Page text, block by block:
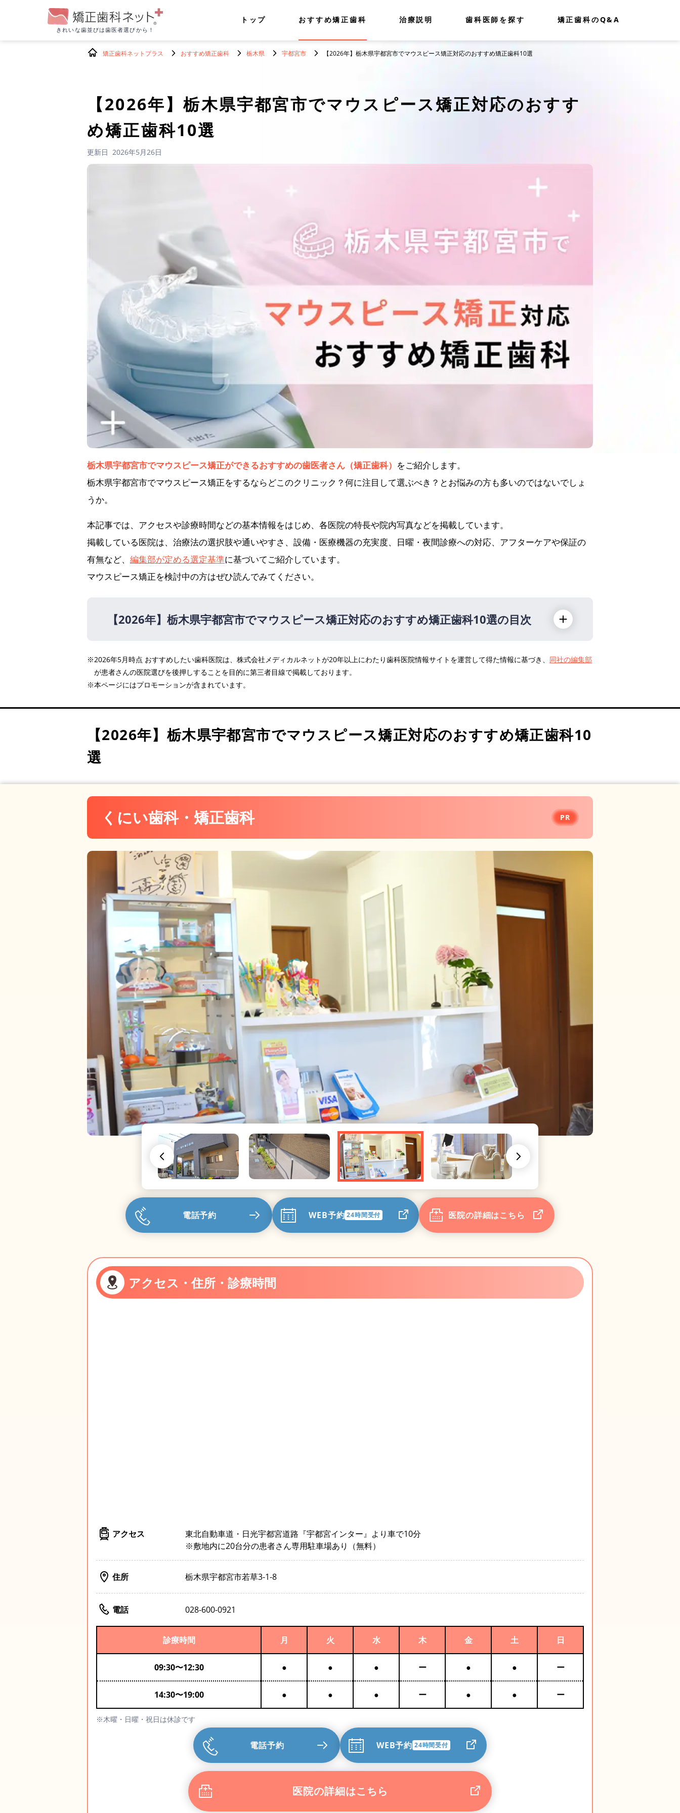
きれいな歯並びは歯医者選びから！
トップ おすすめ矯正歯科 治療説明 歯科医師を探す 矯正歯科のQ&A
矯正歯科ネットプラス おすすめ矯正歯科 栃木県 宇都宮市 【2026年】栃木県宇都宮市でマウスピース矯正対応のおすすめ矯正歯科10選
【2026年】栃木県宇都宮市でマウスピース矯正対応のおすす
め矯正歯科10選
更新日 2026年5月26日
栃木県宇都宮市でマウスピース矯正ができるおすすめの歯医者さん（矯正歯科） をご紹介します。
栃木県宇都宮市でマウスピース矯正をするならどこのクリニック？何に注目して選ぶべき？とお悩みの方も多いのではないでしょ
うか。
本記事では、アクセスや診療時間などの基本情報をはじめ、各医院の特長や院内写真などを掲載しています。
掲載している医院は、治療法の選択肢や通いやすさ、設備・医療機器の充実度、日曜・夜間診療への対応、アフターケアや保証の
有無など、 編集部が定める選定基準に基づいてご紹介しています。
マウスピース矯正を検討中の方はぜひ読んでみてください。
【2026年】 栃木県宇都宮市でマウスピース矯正対応のおすすめ矯正歯科10選の目次
くにい歯科・矯正歯科 PR
医療法人ほりえ会 宇都宮歯科
坪山矯正歯科医院
りょう矯正歯科クリニック
宇都宮矯正歯科
つぶら矯正歯科クリニック
※2026年5月時点 おすすめしたい歯科医院は、株式会社メディカルネットが20年以上にわたり歯科医院情報サイトを運営して得た情報に基づき、 同社の編集部
が患者さんの医院選びを後押しすることを目的に第三者目線で掲載しております。
※本ページにはプロモーションが含まれています。
【2026年】 栃木県宇都宮市でマウスピース矯正対応のおすすめ矯正歯科10
選
くにい歯科・矯正歯科
電話予約 WEB予約 24時間受付 医院の詳細はこちら
アクセス・住所・診療時間
アクセス
東北自動車道・日光宇都宮道路『宇都宮インター』より車で10分
※敷地内に20台分の患者さん専用駐車場あり（無料）
住所 栃木県宇都宮市若草3-1-8
電話 028-600-0921
診療時間 月 火 水 木 金 土 日
09:30〜12:30 ● ● ● ー ● ● ー
14:30〜19:00 ● ● ● ー ● ● ー
※木曜・日曜・祝日は休診です
電話予約 WEB予約 24時間受付
医院の詳細はこちら